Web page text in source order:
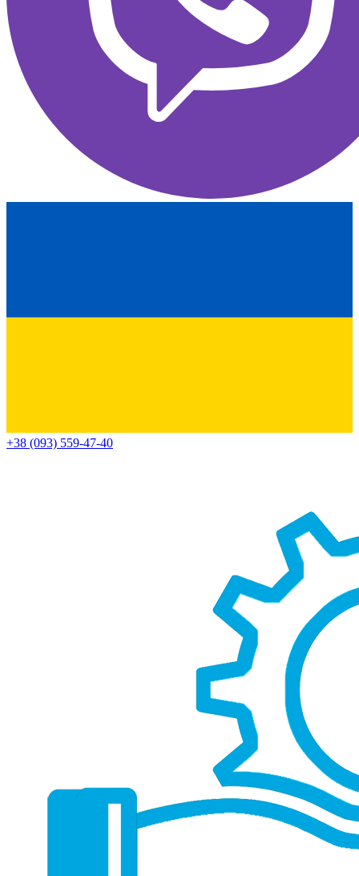
+38 (093) 559-47-40